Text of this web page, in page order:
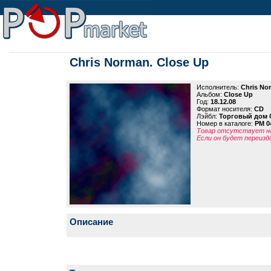
Chris Norman. Close Up
Исполнитель: Chris
Альбом: Close Up
Год: 18.12.08
Формат носителя: CD
Лэйбл: Торговый дом
Номер в каталоге: PM
Товар отсутствует
Если он будет
Описание